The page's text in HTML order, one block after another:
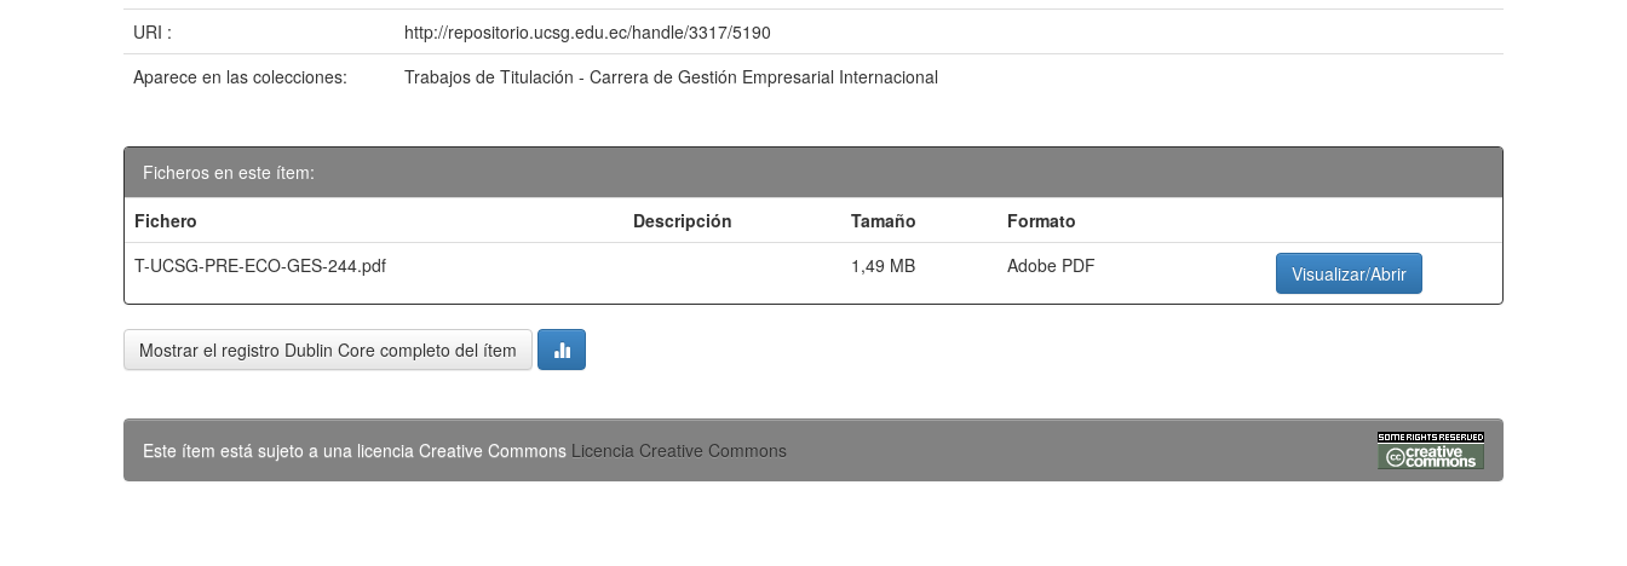
URI :
http://repositorio.ucsg.edu.ec/handle/3317/5190
Aparece en las colecciones:
Trabajos de Titulación - Carrera de Gestión Empresarial Internacional
Ficheros en este ítem:
Fichero
Descripción Tamaño
Formato
T-UCSG-PRE-ECO-GES-244.pdf
1,49 MB Adobe PDF Visualizar/Abrir
Mostrar el registro Dublin Core completo del ítem
Este ítem está sujeto a una licencia Creative Commons Licencia Creative Commons